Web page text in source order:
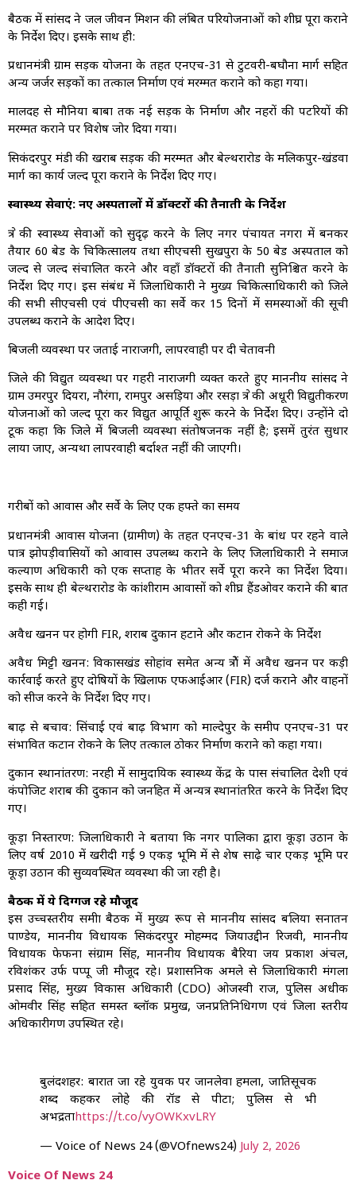
बैठक में सांसद ने जल जीवन मिशन की लंबित परियोजनाओं को शीघ्र पूरा कराने
के निर्देश दिए। इसके साथ ही:
प्रधानमंत्री ग्राम सड़क योजना के तहत एनएच-31 से टुटवरी-बघौना मार्ग सहित
अन्य जर्जर सड़कों का तत्काल निर्माण एवं मरम्मत कराने को कहा गया।
मालदह से मौनिया बाबा तक नई सड़क के निर्माण और नहरों की पटरियों की
मरम्मत कराने पर विशेष जोर दिया गया।
सिकंदरपुर मंडी की खराब सड़क की मरम्मत और बेल्थरारोड के मलिकपुर-खंडवा
मार्ग का कार्य जल्द पूरा कराने के निर्देश दिए गए।
स्वास्थ्य सेवाएं: नए अस्पतालों में डॉक्टरों की तैनाती के निर्देश
क्षेत्र की स्वास्थ्य सेवाओं को सुदृढ़ करने के लिए नगर पंचायत नगरा में बनकर
तैयार 60 बेड के चिकित्सालय तथा सीएचसी सुखपुरा के 50 बेड अस्पताल को
जल्द से जल्द संचालित करने और वहाँ डॉक्टरों की तैनाती सुनिश्चित करने के
निर्देश दिए गए। इस संबंध में जिलाधिकारी ने मुख्य चिकित्साधिकारी को जिले
की सभी सीएचसी एवं पीएचसी का सर्वे कर 15 दिनों में समस्याओं की सूची
उपलब्ध कराने के आदेश दिए।
बिजली व्यवस्था पर जताई नाराजगी, लापरवाही पर दी चेतावनी
जिले की विद्युत व्यवस्था पर गहरी नाराजगी व्यक्त करते हुए माननीय सांसद ने
ग्राम उमरपुर दियरा, नौरंगा, रामपुर असड़िया और रसड़ा क्षेत्र की अधूरी विद्युतीकरण
योजनाओं को जल्द पूरा कर विद्युत आपूर्ति शुरू करने के निर्देश दिए। उन्होंने दो
टूक कहा कि जिले में बिजली व्यवस्था संतोषजनक नहीं है; इसमें तुरंत सुधार
लाया जाए, अन्यथा लापरवाही बर्दाश्त नहीं की जाएगी।
गरीबों को आवास और सर्वे के लिए एक हफ्ते का समय
प्रधानमंत्री आवास योजना (ग्रामीण) के तहत एनएच-31 के बांध पर रहने वाले
पात्र झोपड़ीवासियों को आवास उपलब्ध कराने के लिए जिलाधिकारी ने समाज
कल्याण अधिकारी को एक सप्ताह के भीतर सर्वे पूरा करने का निर्देश दिया।
इसके साथ ही बेल्थरारोड के कांशीराम आवासों को शीघ्र हैंडओवर कराने की बात
कही गई।
अवैध खनन पर होगी FIR, शराब दुकान हटाने और कटान रोकने के निर्देश
अवैध मिट्टी खनन: विकासखंड सोहांव समेत अन्य क्षेत्रों में अवैध खनन पर कड़ी
कार्रवाई करते हुए दोषियों के खिलाफ एफआईआर (FIR) दर्ज कराने और वाहनों
को सीज करने के निर्देश दिए गए।
बाढ़ से बचाव: सिंचाई एवं बाढ़ विभाग को माल्देपुर के समीप एनएच-31 पर
संभावित कटान रोकने के लिए तत्काल ठोकर निर्माण कराने को कहा गया।
दुकान स्थानांतरण: नरही में सामुदायिक स्वास्थ्य केंद्र के पास संचालित देशी एवं
कंपोजिट शराब की दुकान को जनहित में अन्यत्र स्थानांतरित करने के निर्देश दिए
गए।
कूड़ा निस्तारण: जिलाधिकारी ने बताया कि नगर पालिका द्वारा कूड़ा उठान के
लिए वर्ष 2010 में खरीदी गई 9 एकड़ भूमि में से शेष साढ़े चार एकड़ भूमि पर
कूड़ा उठान की सुव्यवस्थित व्यवस्था की जा रही है।
बैठक में ये दिग्गज रहे मौजूद
इस उच्चस्तरीय समीक्षा बैठक में मुख्य रूप से माननीय सांसद बलिया सनातन
पाण्डेय, माननीय विधायक सिकंदरपुर मोहम्मद जियाउद्दीन रिजवी, माननीय
विधायक फेफना संग्राम सिंह, माननीय विधायक बैरिया जय प्रकाश अंचल,
रविशंकर उर्फ पप्पू जी मौजूद रहे। प्रशासनिक अमले से जिलाधिकारी मंगला
प्रसाद सिंह, मुख्य विकास अधिकारी (CDO) ओजस्वी राज, पुलिस अधीक्षक
ओमवीर सिंह सहित समस्त ब्लॉक प्रमुख, जनप्रतिनिधिगण एवं जिला स्तरीय
अधिकारीगण उपस्थित रहे।
बुलंदशहर: बारात जा रहे युवक पर जानलेवा हमला, जातिसूचक
शब्द कहकर लोहे की रॉड से पीटा; पुलिस से भी
अभद्रताhttps://t.co/vyOWKxvLRY
— Voice of News 24 (@VOfnews24) July 2, 2026
Voice Of News 24